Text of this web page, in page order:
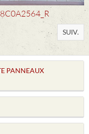
SUIV.
PANNEAUX